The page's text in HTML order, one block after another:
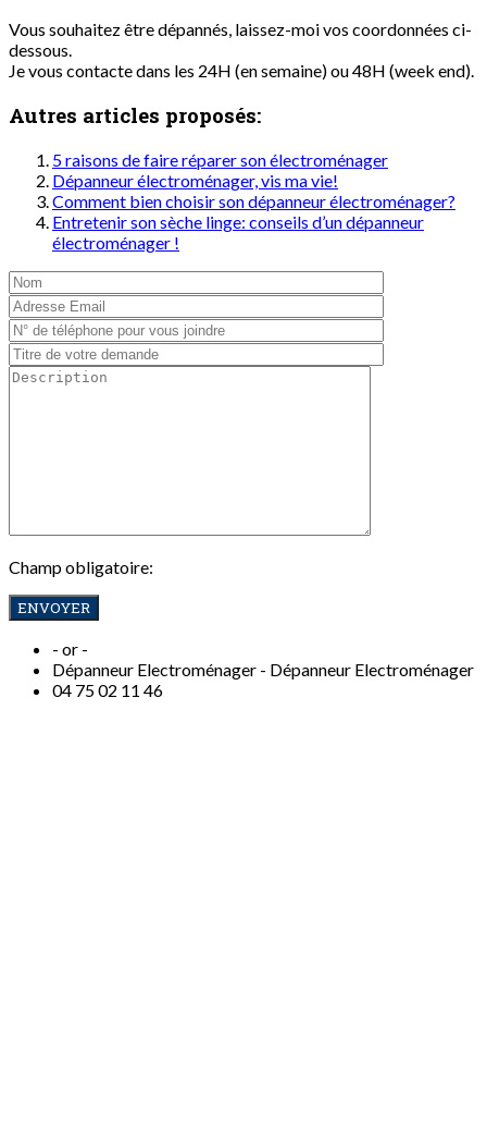
Vous souhaitez être dépannés, laissez-moi vos coordonnées ci-
dessous.
Je vous contacte dans les 24H (en semaine) ou 48H (week end).
Autres articles proposés:
5 raisons de faire réparer son électroménager
Dépanneur électroménager, vis ma vie!
Comment bien choisir son dépanneur électroménager?
Entretenir son sèche linge: conseils d’un dépanneur
électroménager !
Champ obligatoire:
- or -
Dépanneur Electroménager - Dépanneur Electroménager
04 75 02 11 46